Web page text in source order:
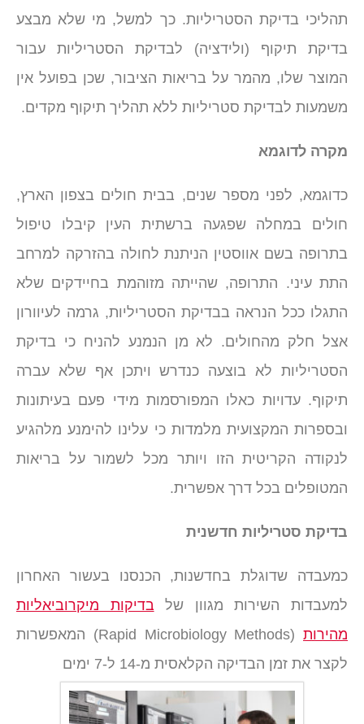
תהליכי בדיקת הסטריליות. כך למשל, מי שלא מבצע
בדיקת תיקוף (ולידציה) לבדיקת הסטריליות עבור
המוצר שלו, מהמר על בריאות הציבור, שכן בפועל אין
משמעות לבדיקת סטריליות ללא תהליך תיקוף מקדים.
מקרה לדוגמא
כדוגמא, לפני מספר שנים, בבית חולים בצפון הארץ,
חולים במחלה שפגעה ברשתית העין קיבלו טיפול
בתרופה בשם אווסטין הניתנת לחולה בהזרקה למרחב
התת עיני. התרופה, שהייתה מזוהמת בחיידקים שלא
התגלו ככל הנראה בבדיקת הסטריליות, גרמה לעיוורון
אצל חלק מהחולים. לא מן הנמנע להניח כי בדיקת
הסטריליות לא בוצעה כנדרש ויתכן אף שלא עברה
תיקוף. עדויות כאלו המפורסמות מידי פעם בעיתונות
ובספרות המקצועית מלמדות כי עלינו להימנע מלהגיע
לנקודה הקריטית הזו ויותר מכל לשמור על בריאות
המטופלים בכל דרך אפשרית.
בדיקת סטריליות חדשנית
כמעבדה שדוגלת בחדשנות, הכנסנו בעשור האחרון
למעבדות השירות מגוון שלבדיקות מיקרוביאליות
מהירות
(Rapid Microbiology Methods) המאפשרות
לקצר את זמן הבדיקה הקלאסית מ-14 ל-7 ימים